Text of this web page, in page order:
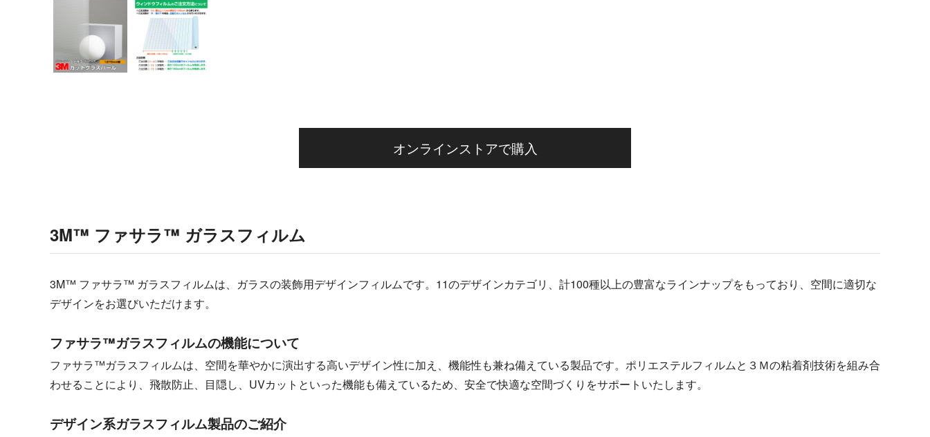
オンラインストアで購入
3M™ ファサラ™ ガラスフィルム
3M™ ファサラ™ ガラスフィルムは、ガラスの装飾用デザインフィルムです。11のデザインカテゴリ、計100種以上の豊富なラインナップをもっており、空間に適切な
デザインをお選びいただけます。
ファサラ™ガラスフィルムの機能について
ファサラ™ガラスフィルムは、空間を華やかに演出する高いデザイン性に加え、機能性も兼ね備えている製品です。ポリエステルフィルムと３Ｍの粘着剤技術を組み合
わせることにより、飛散防止、目隠し、UVカットといった機能も備えているため、安全で快適な空間づくりをサポートいたします。
デザイン系ガラスフィルム製品のご紹介